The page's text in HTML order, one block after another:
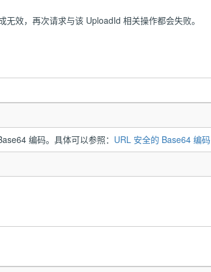
效，再次请求与该 UploadId 相关操作都会失败。
编码。具体可以参照： URL 安全的 Base64 编码